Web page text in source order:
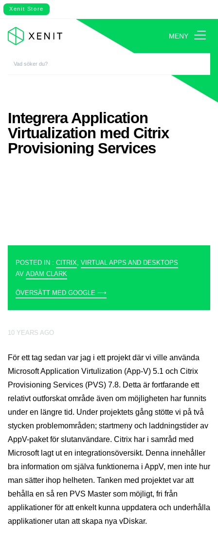
Xenit Store
MENY
POSTED IN : CITRIX VIRTUAL APPS AND DESKTOPS
AV ADAM CLARK
ÖVERSÄTT MED GOOGLE ⟶
10 YEARS AGO
För ett tag sedan var jag i ett projekt där vi ville använda
Microsoft Application Virtulization (App-V) 5.1 och Citrix
Provisioning Services (PVS) 7.8. Detta är fortfarande ett
relativt outforskat område även om möjligheten har funnits
under en längre tid. Under projektets gång stötte vi på två
stycken problemområden; startmeny och laddningstider av
AppV-paket för slutanvändare. Citrix har i samråd med
Microsoft lagt ut en integrationsöversikt. Denna innehåller
bra information om själva funktionerna i AppV, men inte hur
man sätter ihop helheten. Tanken med projektet var att
behålla en så ren PVS Master som möjligt, fri från
applikationer för att enkelt kunna uppdatera och underhålla
applikationer utan att skapa nya vDiskar.